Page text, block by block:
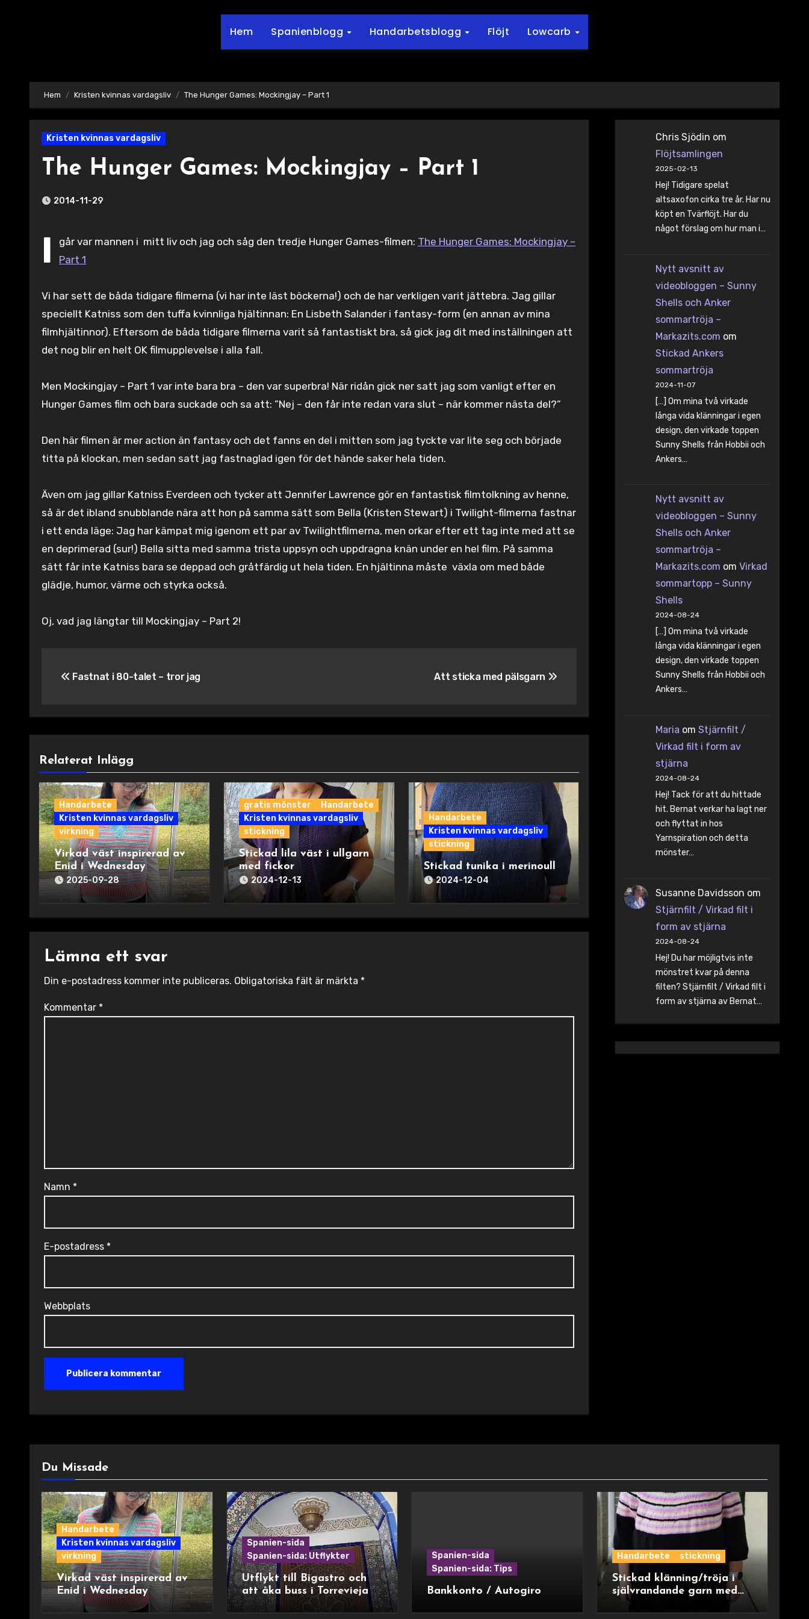
Hem Spanienblogg Handarbetsblogg Flöjt Lowcarb
Hem Kristen kvinnas vardagsliv The Hunger Games: Mockingjay – Part 1
Kristen kvinnas vardagsliv
The Hunger Games: Mockingjay – Part 1
2014-11-29
I går var mannen i mitt liv och jag och såg den tredje Hunger Games-filmen: The Hunger Games: Mockingjay –
Part 1
Vi har sett de båda tidigare filmerna (vi har inte läst böckerna!) och de har verkligen varit jättebra. Jag gillar
speciellt Katniss som den tuffa kvinnliga hjältinnan: En Lisbeth Salander i fantasy-form (en annan av mina
filmhjältinnor). Eftersom de båda tidigare filmerna varit så fantastiskt bra, så gick jag dit med inställningen att
det nog blir en helt OK filmupplevelse i alla fall.
Men Mockingjay – Part 1 var inte bara bra – den var superbra! När ridån gick ner satt jag som vanligt efter en
Hunger Games film och bara suckade och sa att: ”Nej – den får inte redan vara slut – när kommer nästa del?”
Den här filmen är mer action än fantasy och det fanns en del i mitten som jag tyckte var lite seg och började
titta på klockan, men sedan satt jag fastnaglad igen för det hände saker hela tiden.
Även om jag gillar Katniss Everdeen och tycker att Jennifer Lawrence gör en fantastisk filmtolkning av henne,
så är det ibland snubblande nära att hon på samma sätt som Bella (Kristen Stewart) i Twilight-filmerna fastnar
i ett enda läge: Jag har kämpat mig igenom ett par av Twilightfilmerna, men orkar efter ett tag inte med att se
en deprimerad (sur!) Bella sitta med samma trista uppsyn och uppdragna knän under en hel film. På samma
sätt får inte Katniss bara se deppad och gråtfärdig ut hela tiden. En hjältinna måste växla om med både
glädje, humor, värme och styrka också.
Oj, vad jag längtar till Mockingjay – Part 2!
Fastnat i 80-talet – tror jag Att sticka med pälsgarn
Relaterat Inlägg
Handarbete
Kristen kvinnas vardagsliv
virkning
Virkad väst inspirerad av
Enid i Wednesday
2025-09-28
gratis mönster
Handarbete
Kristen kvinnas vardagsliv
stickning
Stickad lila väst i ullgarn
med fickor
2024-12-13
Handarbete
Kristen kvinnas vardagsliv
stickning
Stickad tunika i merinoull
2024-12-04
Lämna ett svar
Din e-postadress kommer inte publiceras. Obligatoriska fält är märkta *
Kommentar *
Namn *
E-postadress *
Webbplats
Chris Sjödin om
Flöjtsamlingen
2025-02-13
Hej! Tidigare spelat
altsaxofon cirka tre år. Har nu
köpt en Tvärflöjt. Har du
något förslag om hur man i…
Nytt avsnitt av
videobloggen – Sunny
Shells och Anker
sommartröja –
Markazits.com om
Stickad Ankers
sommartröja
2024-11-07
[…] Om mina två virkade
långa vida klänningar i egen
design, den virkade toppen
Sunny Shells från Hobbii och
Ankers…
Nytt avsnitt av
videobloggen – Sunny
Shells och Anker
sommartröja –
Markazits.com om Virkad
sommartopp – Sunny
Shells
2024-08-24
[…] Om mina två virkade
långa vida klänningar i egen
design, den virkade toppen
Sunny Shells från Hobbii och
Ankers…
Maria om Stjärnfilt /
Virkad filt i form av
stjärna
2024-08-24
Hej! Tack för att du hittade
hit. Bernat verkar ha lagt ner
och flyttat in hos
Yarnspiration och detta
mönster…
Susanne Davidsson om
Stjärnfilt / Virkad filt i
form av stjärna
2024-08-24
Hej! Du har möjligtvis inte
mönstret kvar på denna
filten? Stjärnfilt / Virkad filt i
form av stjärna av Bernat…
Du Missade
Handarbete
Kristen kvinnas vardagsliv
virkning
Virkad väst inspirerad av
Enid i Wednesday
Spanien-sida
Spanien-sida: Utflykter
Utflykt till Bigastro och
att åka buss i Torrevieja
Spanien-sida
Spanien-sida: Tips
Bankkonto / Autogiro
Handarbete stickning
Stickad klänning/tröja i
självrandande garn med